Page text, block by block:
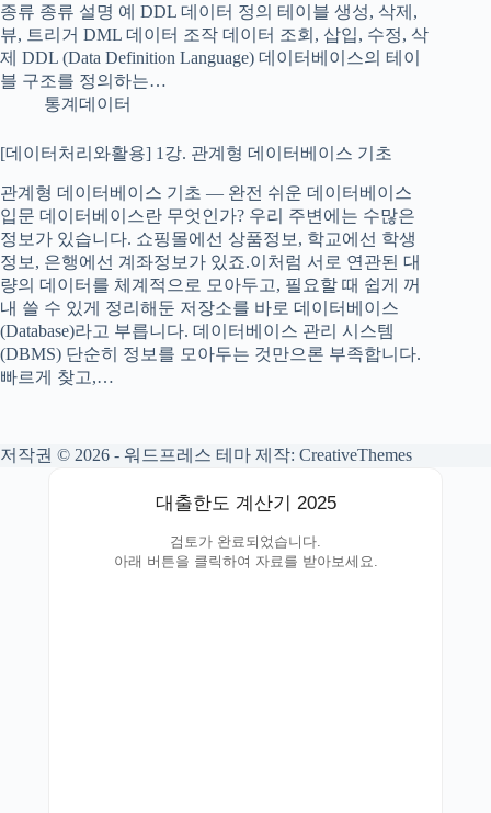
종류 종류 설명 예 DDL 데이터 정의 테이블 생성, 삭제,
뷰, 트리거 DML 데이터 조작 데이터 조회, 삽입, 수정, 삭
제 DDL (Data Definition Language) 데이터베이스의 테이
블 구조를 정의하는…
통계데이터
[데이터처리와활용] 1강. 관계형 데이터베이스 기초
관계형 데이터베이스 기초 — 완전 쉬운 데이터베이스
입문 데이터베이스란 무엇인가? 우리 주변에는 수많은
정보가 있습니다. 쇼핑몰에선 상품정보, 학교에선 학생
정보, 은행에선 계좌정보가 있죠.이처럼 서로 연관된 대
량의 데이터를 체계적으로 모아두고, 필요할 때 쉽게 꺼
내 쓸 수 있게 정리해둔 저장소를 바로 데이터베이스
(Database)라고 부릅니다. 데이터베이스 관리 시스템
(DBMS) 단순히 정보를 모아두는 것만으론 부족합니다.
빠르게 찾고,…
저작권 © 2026 - 워드프레스 테마 제작: CreativeThemes
대출한도 계산기 2025
검토가 완료되었습니다.
아래 버튼을 클릭하여 자료를 받아보세요.